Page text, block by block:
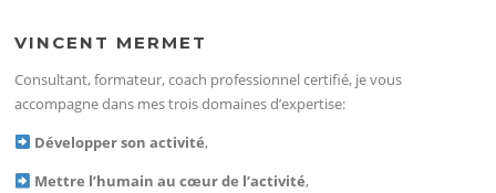
VINCENT MERMET
Consultant, formateur, coach professionnel certifié, je vous
accompagne dans mes trois domaines d’expertise:
Développer son activité,
Mettre l’humain au cœur de l’activité,